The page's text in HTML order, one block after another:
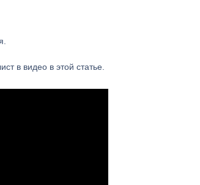
в видео в этой статье.